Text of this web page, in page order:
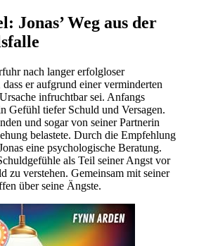
Jonas’ Weg aus der
nach langer erfolgloser
er aufgrund einer verminderten
infruchtbar sei. Anfangs
Gefühl tiefer Schuld und Versagen.
und sogar von seiner Partnerin
belastete. Durch die Empfehlung
eine psychologische Beratung.
als Teil seiner Angst vor
zu verstehen. Gemeinsam mit seiner
über seine Ängste.